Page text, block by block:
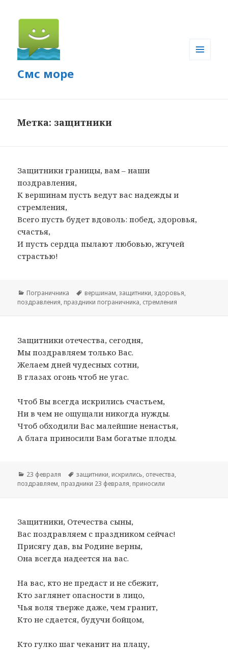
Смс море
Метка: защитники
Защитники границы, вам – наши
поздравления,
К вершинам пусть ведут вас надежды и
стремления,
Всего пусть будет вдоволь: побед, здоровья,
счастья,
И пусть сердца пылают любовью, жгучей
страстью!
Рубрики
Пограничника Метки
вершинам,защитники,здоровья,
поздравления, праздники пограничника, стремления
Защитники отечества, сегодня,
Мы поздравляем только Вас.
Желаем дней чудесных сотни,
В глазах огонь чтоб не угас.
Чтоб Вы всегда искрились счастьем,
Ни в чем не ощущали никогда нужды.
Чтоб обходили Вас малейшие ненастья,
А блага приносили Вам богатые плоды.
Рубрики
23 февраля Метки
защитники, искрились, отечества,
поздравляем, праздники 23 февраля, приносили
Защитники, Отечества сыны,
Вас поздравляем с праздником сейчас!
Присягу дав, вы Родине верны,
Она всегда надеется на вас.
На вас, кто не предаст и не сбежит,
Кто заглянет опасности в лицо,
Чья воля тверже даже, чем гранит,
Кто не сдается, будучи бойцом,
Кто гулко шаг чеканит на плацу,